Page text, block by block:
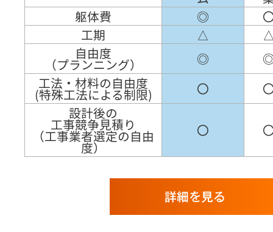
躯体費
◎
工期
△
自由度
（プランニング） ◎
工法・材料の自由度
(特殊工法による制限) 〇
設計後の
工事競争見積り
（工事業者選定の自由
度）
〇
詳細を見る